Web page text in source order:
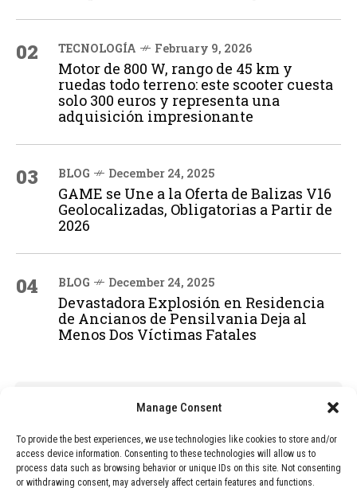
Manage Consent
To provide the best experiences, we use technologies like cookies to store and/or
access device information. Consenting to these technologies will allow us to
process data such as browsing behavior or unique IDs on this site. Not consenting
or withdrawing consent, may adversely affect certain features and functions.
02 TECNOLOGÍA February 9, 2026
Motor de 800 W, rango de 45 km y
ruedas todo terreno: este scooter cuesta
solo 300 euros y representa una
adquisición impresionante
03 BLOG December 24, 2025
GAME se Une a la Oferta de Balizas V16
Geolocalizadas, Obligatorias a Partir de
2026
04 BLOG December 24, 2025
Devastadora Explosión en Residencia
de Ancianos de Pensilvania Deja al
Menos Dos Víctimas Fatales